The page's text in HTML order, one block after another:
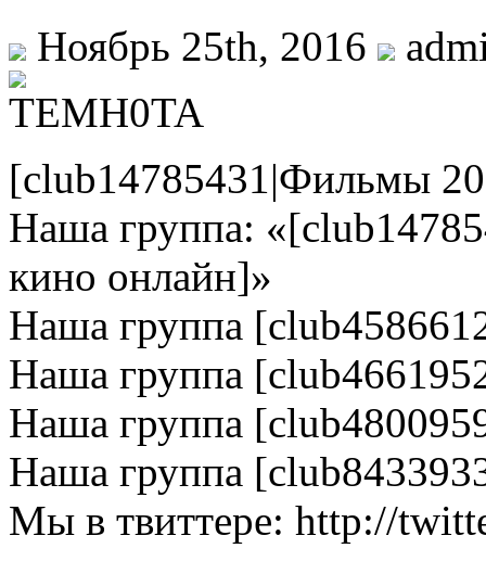
Ноябрь 25th, 2016
[club14785431|Фильмы
Наша группа:
кино онлайн]»
Наша группа
Наша группа
Наша группа
Наша группа
Мы в твиттере: http://